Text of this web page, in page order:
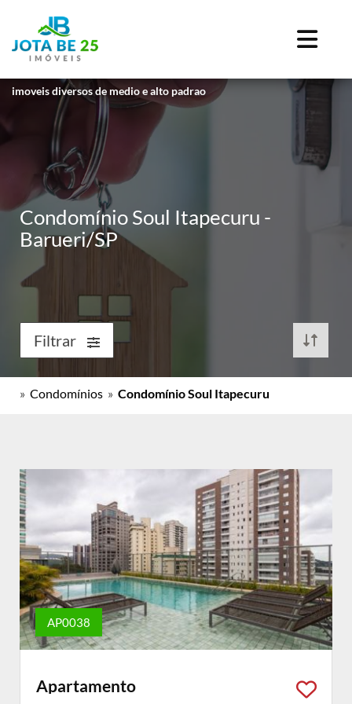
imoveis diversos de medio e alto padrao
Condomínio Soul Itapecuru -
Barueri/SP
Filtrar
» Condomínios » Condomínio Soul Itapecuru
AP0038
Apartamento